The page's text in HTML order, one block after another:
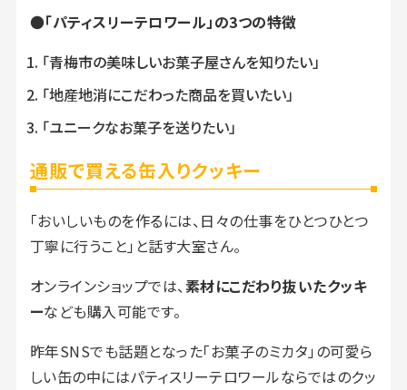
●「パティスリーテロワール」の3つの特徴
「青梅市の美味しいお菓子屋さんを知りたい」
「地産地消にこだわった商品を買いたい」
「ユニークなお菓子を送りたい」
通販で買える缶入りクッキー
「おいしいものを作るには、日々の仕事をひとつひとつ
丁寧に行うこと」と話す大室さん。
オンラインショップでは、素材にこだわり抜いたクッキ
ーなども購入可能です。
昨年SNSでも話題となった「お菓子のミカタ」の可愛ら
しい缶の中にはパティスリーテロワールならではのクッ